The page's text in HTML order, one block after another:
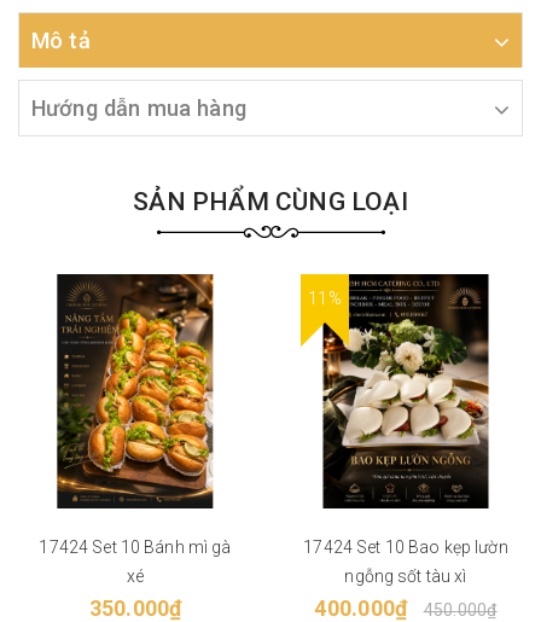
Mô tả
Hướng dẫn mua hàng
SẢN PHẨM CÙNG LOẠI
17424 Set 10 Bánh mì gà
xé
350.000₫
11%
17424 Set 10 Bao kẹp lườn
ngỗng sốt tàu xì
400.000₫ 450.000₫